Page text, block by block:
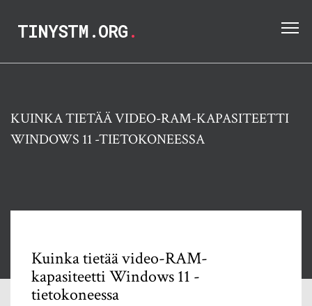
TINYSTM.ORG.
KUINKA TIETÄÄ VIDEO-RAM-KAPASITEETTI
WINDOWS 11 -TIETOKONEESSA
Kuinka tietää video-RAM-
kapasiteetti Windows 11 -
tietokoneessa